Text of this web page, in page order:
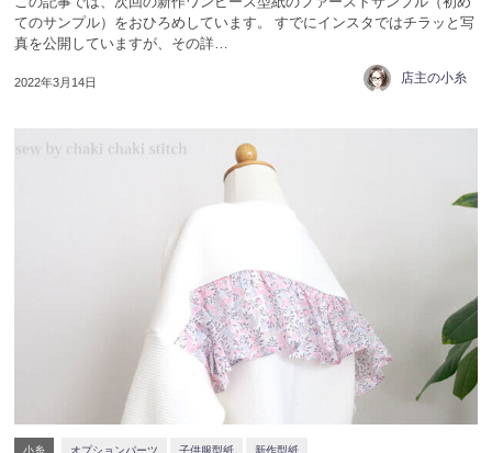
てのサンプル）をおひろめしています。 すでにインスタではチラッと写
真を公開していますが、その詳…
2022年3月14日 店主の小糸
小糸 オプションパーツ 子供服型紙 新作型紙